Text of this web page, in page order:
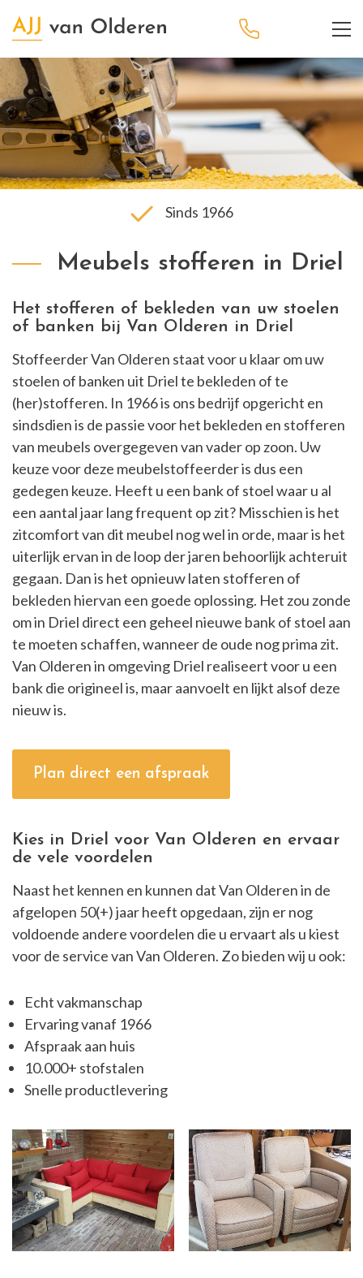
Sinds 1966
Meubels stofferen in Driel
Het stofferen of bekleden van uw stoelen
of banken bij Van Olderen in Driel
Stoffeerder Van Olderen staat voor u klaar om uw
stoelen of banken uit Driel te bekleden of te
(her)stofferen. In 1966 is ons bedrijf opgericht en
sindsdien is de passie voor het bekleden en stofferen
van meubels overgegeven van vader op zoon. Uw
keuze voor deze meubelstoffeerder is dus een
gedegen keuze. Heeft u een bank of stoel waar u al
een aantal jaar lang frequent op zit? Misschien is het
zitcomfort van dit meubel nog wel in orde, maar is het
uiterlijk ervan in de loop der jaren behoorlijk achteruit
gegaan. Dan is het opnieuw laten stofferen of
bekleden hiervan een goede oplossing. Het zou zonde
om in Driel direct een geheel nieuwe bank of stoel aan
te moeten schaffen, wanneer de oude nog prima zit.
Van Olderen in omgeving Driel realiseert voor u een
bank die origineel is, maar aanvoelt en lijkt alsof deze
nieuw is.
Plan direct een afspraak
Kies in Driel voor Van Olderen en ervaar
de vele voordelen
Naast het kennen en kunnen dat Van Olderen in de
afgelopen 50(+) jaar heeft opgedaan, zijn er nog
voldoende andere voordelen die u ervaart als u kiest
voor de service van Van Olderen. Zo bieden wij u ook:
Echt vakmanschap
Ervaring vanaf 1966
Afspraak aan huis
10.000+ stofstalen
Snelle productlevering